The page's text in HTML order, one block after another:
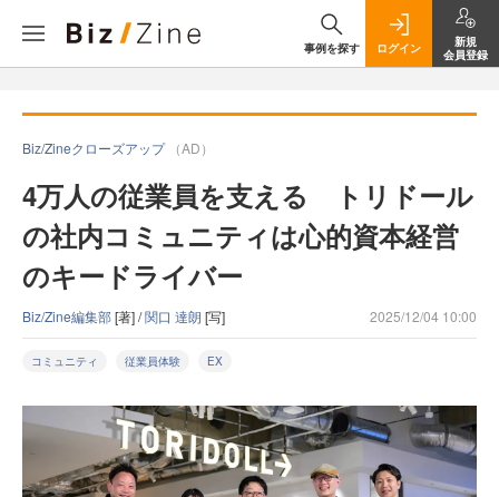
事例を探す ログイン
新規
会員登録
Biz/Zineクローズアップ （AD）
4万人の従業員を支える トリドール
の社内コミュニティは心的資本経営
のキードライバー
Biz/Zine編集部[著] /関口 達朗 [写] 2025/12/04 10:00
コミュニティ 従業員体験 EX